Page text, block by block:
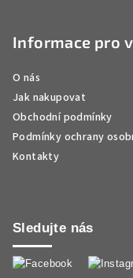
Informace pro
O nás
Jak nakupovat
Obchodní podmínky
Podmínky ochrany
Kontakty
Sledujte nás